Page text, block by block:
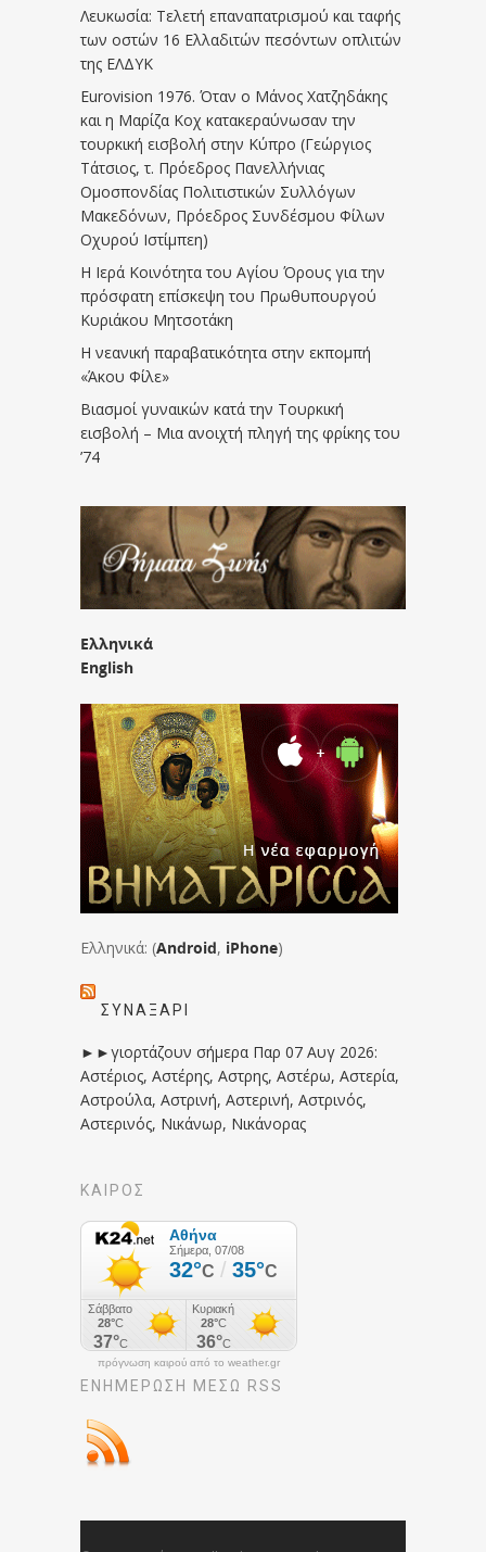
Λευκωσία: Τελετή επαναπατρισμού και ταφής
των οστών 16 Ελλαδιτών πεσόντων οπλιτών
της ΕΛΔΥΚ
Eurovision 1976. Όταν ο Μάνος Χατζηδάκης
και η Μαρίζα Κοχ κατακεραύνωσαν την
τουρκική εισβολή στην Κύπρο (Γεώργιος
Τάτσιος, τ. Πρόεδρος Πανελλήνιας
Ομοσπονδίας Πολιτιστικών Συλλόγων
Μακεδόνων, Πρόεδρος Συνδέσμου Φίλων
Οχυρού Ιστίμπεη)
Η Ιερά Κοινότητα του Αγίου Όρους για την
πρόσφατη επίσκεψη του Πρωθυπουργού
Κυριάκου Μητσοτάκη
Η νεανική παραβατικότητα στην εκπομπή
«Άκου Φίλε»
Βιασμοί γυναικών κατά την Τουρκική
εισβολή – Μια ανοιχτή πληγή της φρίκης του
’74
Ελληνικά
English
Ελληνικά: (Android, iPhone)
ΣΥΝΑΞΆΡΙ
►►γιορτάζουν σήμερα Παρ 07 Αυγ 2026:
Αστέριος, Αστέρης, Αστρης, Αστέρω, Αστερία,
Αστρούλα, Αστρινή, Αστερινή, Αστρινός,
Αστερινός, Νικάνωρ, Νικάνορας
ΚΑΙΡΟΣ
πρόγνωση καιρού από το weather.gr
ΕΝΗΜΈΡΩΣΉ ΜΕΣΩ RSS